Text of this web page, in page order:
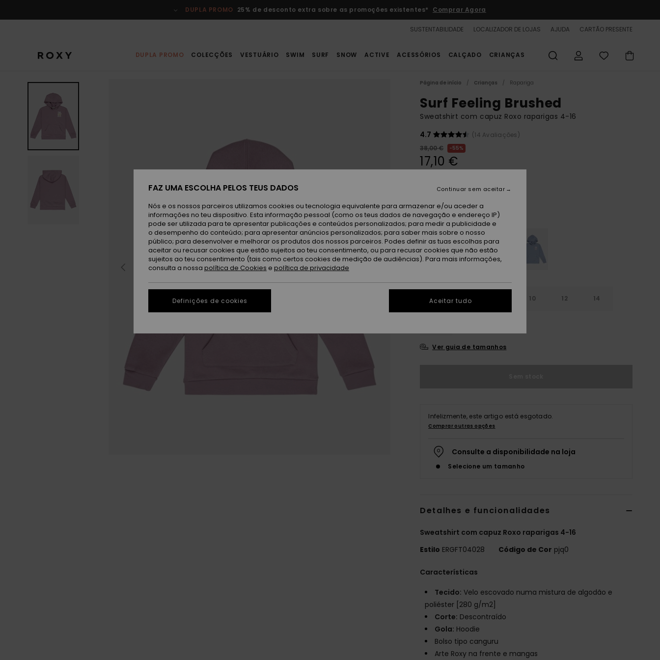
do
DUPLA PROMO 25% de desconto extra sobre as promoções existentes* Comprar Agora
SUSTENTABILIDADE LOCALIZADOR DE LOJAS AJUDA CARTÃO PRESENTE
DUPLA PROMO COLECÇÕES VESTUÁRIO SWIM SURF SNOW ACTIVE ACESSÓRIOS CALÇADO CRIANÇAS
Página de início Crianças Rapariga
Surf Feeling Brushed
Sweatshirt com capuz Roxo raparigas 4-16
4.7
(14 Avaliações)
38,00 €
55%
17,10 €
DUPLA PROMO 25% EXTRA
CorNirvana
4 6 10 12 14
Ver guia de tamanhos
Infelizmente, este artigo está esgotado.
Comprar outras opções
Consulte a disponibilidade na loja
Selecione um tamanho
Detalhes e funcionalidades
Sweatshirt com capuz Roxo raparigas 4-16
Estilo ERGFT04028 Código de Cor pjq0
Características
Tecido: Velo escovado numa mistura de algodão e
poliéster [280 g/m2]
Corte: Descontraído
Gola: Hoodie
Bolso tipo canguru
Arte Roxy na frente e mangas
FAZ UMA ESCOLHA PELOS TEUS DADOS
Nós e os nossos parceiros utilizamos cookies ou tecnologia equivalente para armazenar e/ou aceder a
informações no teu dispositivo. Esta informação pessoal (como os teus dados de navegação e endereço IP)
pode ser utilizada para te apresentar publicações e conteúdos personalizados; para medir a publicidade e
o desempenho do conteúdo; para apresentar anúncios personalizados; para saber mais sobre o nosso
público; para desenvolver e melhorar os produtos dos nossos parceiros. Podes definir as tuas escolhas para
aceitar ou recusar cookies que estão sujeitos ao teu consentimento, ou para recusar cookies que não estão
sujeitos ao teu consentimento (tais como certos cookies de medição de audiências). Para mais informações,
consulta a nossa política de Cookies e política de privacidade
Definições de cookies
Continuar sem aceitar
Aceitar tudo